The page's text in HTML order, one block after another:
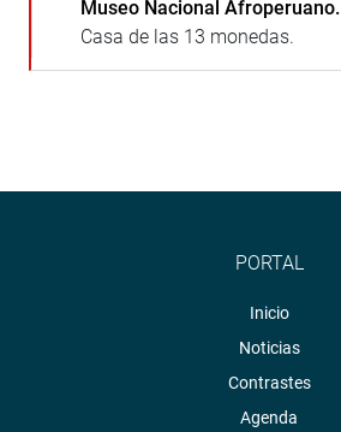
Museo Nacional Afroperuano.
Casa de las 13 monedas.
PORTAL
Inicio
Noticias
Contrastes
Agenda